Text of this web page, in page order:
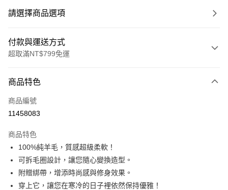
請選擇商品選項
付款與運送方式
超取滿NT$799免運
信用卡一次付款
超商取貨付款
Apple Pay
街口支付
悠遊付
商品特色
商品編號
11458083
商品特色
100%純羊毛，質感超級柔軟！
可拆毛圈設計，讓您隨心變換造型。
附贈綁帶，增添時尚感與修身效果。
穿上它，讓您在寒冷的日子裡依然保持優雅！